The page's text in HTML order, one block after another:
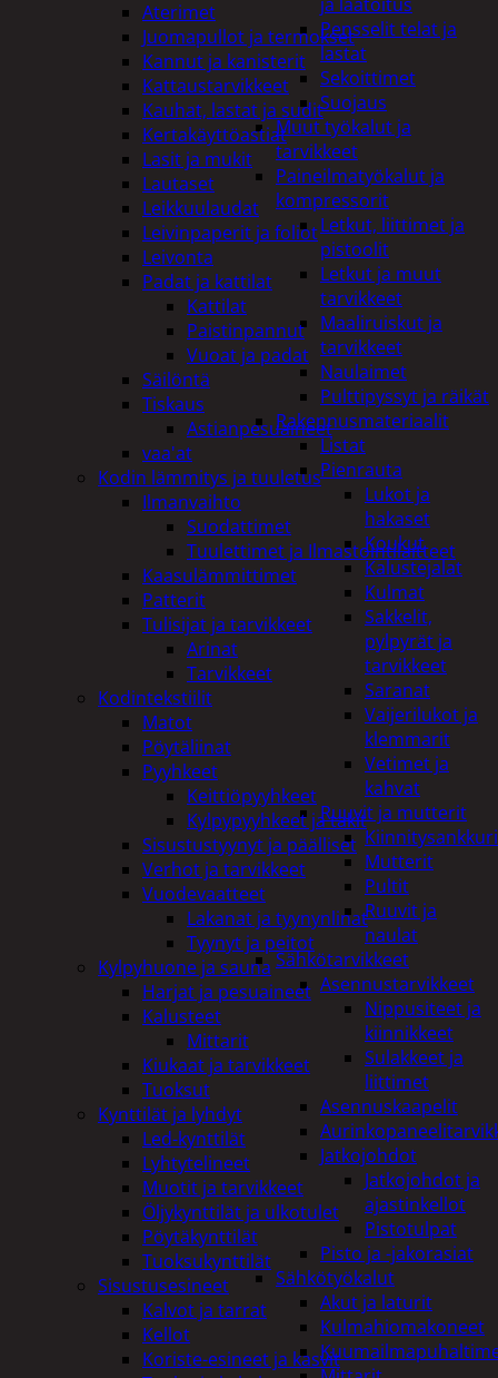
Pensselit telat ja
lastat
Sekoittimet
Suojaus
Muut työkalut ja
tarvikkeet
Paineilmatyökalut ja
kompressorit
Letkut, liittimet ja
pistoolit
Letkut ja muut
tarvikkeet
Maaliruiskut ja
tarvikkeet
Naulaimet
Pulttipyssyt ja räikät
Rakennusmateriaalit
Listat
Pienrauta
Lukot ja
hakaset
Koukut
Kalustejalat
Kulmat
Sakkelit,
pylpyrät ja
tarvikkeet
Saranat
Vaijerilukot ja
klemmarit
Vetimet ja
kahvat
Ruuvit ja mutterit
Mutterit
Pultit
Ruuvit ja
naulat
Sähkötarvikkeet
Asennustarvikkeet
Nippusiteet ja
kiinnikkeet
Sulakkeet ja
liittimet
Asennuskaapelit
Jatkojohdot
Jatkojohdot ja
ajastinkellot
Pistotulpat
Pisto ja -jakorasiat
Sähkötyökalut
Akut ja laturit
Kulmahiomakoneet
Aterimet
Juomapullot ja termokset
Kannut ja kanisterit
Kattaustarvikkeet
Kauhat, lastat ja sudit
Kertakäyttöastiat
Lasit ja mukit
Lautaset
Leikkuulaudat
Leivinpaperit ja foliot
Leivonta
Padat ja kattilat
Kattilat
Paistinpannut
Vuoat ja padat
Säilöntä
Tiskaus
Astianpesuaineet
vaa'at
Kodin lämmitys ja tuuletus
Ilmanvaihto
Suodattimet
Tuulettimet ja Ilmastointilaitteet
Kaasulämmittimet
Patterit
Tulisijat ja tarvikkeet
Arinat
Tarvikkeet
Kodintekstiilit
Matot
Pöytäliinat
Pyyhkeet
Keittiöpyyhkeet
Kylpypyyhkeet ja takit
Sisustustyynyt ja päälliset
Verhot ja tarvikkeet
Vuodevaatteet
Lakanat ja tyynynlinat
Tyynyt ja peitot
Kylpyhuone ja sauna
Harjat ja pesuaineet
Kalusteet
Mittarit
Kiukaat ja tarvikkeet
Tuoksut
Kynttilät ja lyhdyt
Led-kynttilät
Lyhtytelineet
Muotit ja tarvikkeet
Öljykynttilät ja ulkotulet
Pöytäkynttilät
Tuoksukynttilät
Sisustusesineet
Kalvot ja tarrat
Kellot
Koriste-esineet ja kasvit